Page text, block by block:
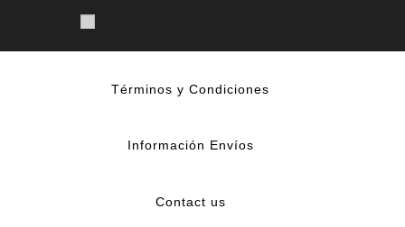
Términos y Condiciones
Información Envíos
Contact us